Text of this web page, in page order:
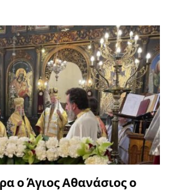
ο Άγιος Αθανάσιος ο